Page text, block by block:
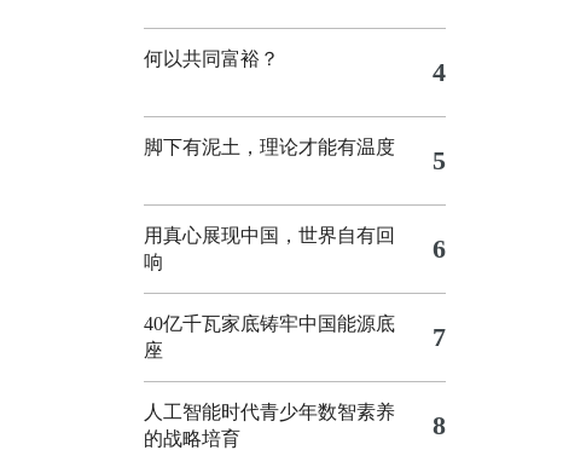
何以共同富裕？ 4
脚下有泥土，理论才能有温度 5
用真心展现中国，世界自有回
响
6
40亿千瓦家底铸牢中国能源底
座
7
人工智能时代青少年数智素养
的战略培育
8